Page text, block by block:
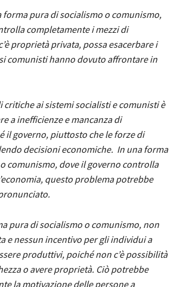
forma pura di socialismo o comunismo,
completamente i mezzi di
proprietà privata, possa esacerbare i
comunisti hanno dovuto affrontare in
critiche ai sistemi socialisti e comunisti è
a inefficienze e mancanza di
il governo, piuttosto che le forze di
decisioni economiche. In una forma
comunismo, dove il governo controlla
questo problema potrebbe
pura di socialismo o comunismo, non
e nessun incentivo per gli individui a
produttivi, poiché non c’è possibilità
o avere proprietà. Ciò potrebbe
la motivazione delle persone a